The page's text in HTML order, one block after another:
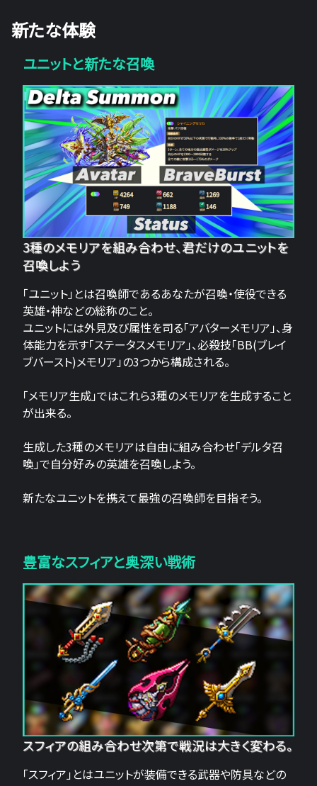
新たな体験
ユニットと新たな召喚
3種のメモリアを組み合わせ、君だけのユニットを
召喚しよう
「ユニット」とは召喚師であるあなたが召喚・使役できる
英雄・神などの総称のこと。
ユニットには外見及び属性を司る「アバターメモリア」、身
体能力を示す「ステータスメモリア」、必殺技「BB(ブレイ
ブバースト)メモリア」の3つから構成される。
「メモリア生成」ではこれら3種のメモリアを生成すること
が出来る。
生成した3種のメモリアは自由に組み合わせ「デルタ召
喚」で自分好みの英雄を召喚しよう。
新たなユニットを携えて最強の召喚師を目指そう。
豊富なスフィアと奥深い戦術
スフィアの組み合わせ次第で戦況は大きく変わる。
「スフィア」とはユニットが装備できる武器や防具などの